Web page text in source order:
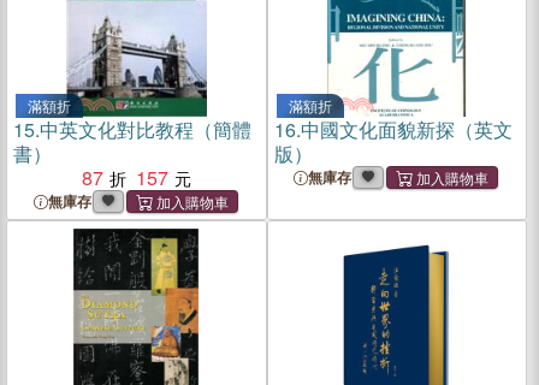
滿額折
15.中英文化對比教程（簡體
書）
87
157
無庫存
滿額折
16.中國文化面貌新探（英文
版）
無庫存